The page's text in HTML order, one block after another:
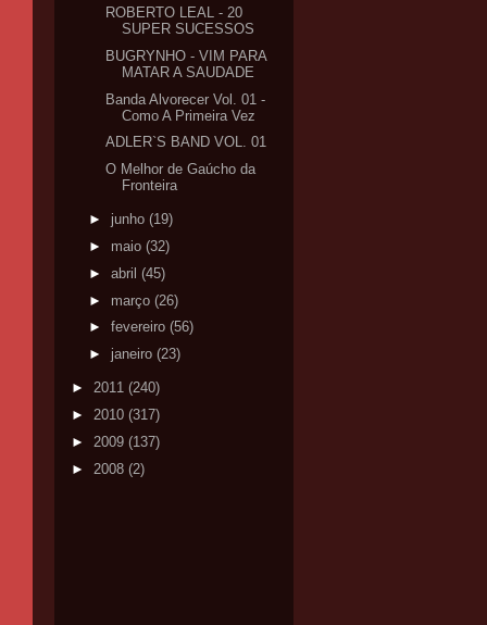
ROBERTO LEAL - 20
SUPER SUCESSOS
BUGRYNHO - VIM PARA
MATAR A SAUDADE
Banda Alvorecer Vol. 01 -
Como A Primeira Vez
ADLER`S BAND VOL. 01
O Melhor de Gaúcho da
Fronteira
► junho (19)
► maio (32)
► abril (45)
► março (26)
► fevereiro (56)
► janeiro (23)
► 2011 (240)
► 2010 (317)
► 2009 (137)
► 2008 (2)